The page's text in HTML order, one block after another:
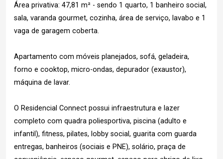
Área privativa: 47,81 m² - sendo 1 quarto, 1 banheiro social,
sala, varanda gourmet, cozinha, área de serviço, lavabo e 1
vaga de garagem coberta.
Apartamento com móveis planejados, sofá, geladeira,
forno e cooktop, micro-ondas, depurador (exaustor),
máquina de lavar.
O Residencial Connect possui infraestrutura e lazer
completo com quadra poliesportiva, piscina (adulto e
infantil), fitness, pilates, lobby social, guarita com guarda
entregas, banheiros (sociais e PNE), solário, praça de